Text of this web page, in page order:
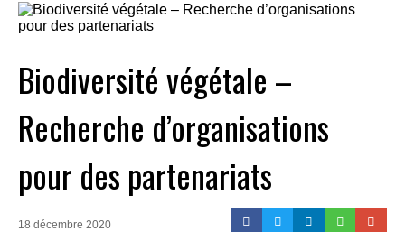
Biodiversité végétale –
Recherche d’organisations
pour des partenariats
18 décembre 2020